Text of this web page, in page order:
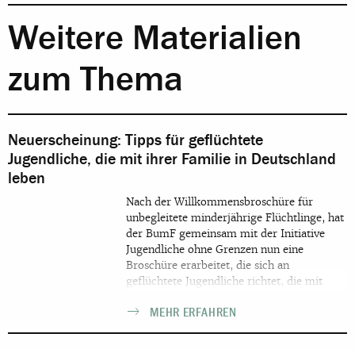
Weitere Materialien
zum Thema
Neuerscheinung: Tipps für geflüchtete
Jugendliche, die mit ihrer Familie in Deutschland
leben
Nach der Willkommensbroschüre für
unbegleitete minderjährige Flüchtlinge, hat
der BumF gemeinsam mit der Initiative
Jugendliche ohne Grenzen nun eine
Broschüre erarbeitet, die sich an
geflüchtete Jugendliche richtet, die mit
Broschüre finden junge Geflüchtete, die
MEHR ERFAHREN